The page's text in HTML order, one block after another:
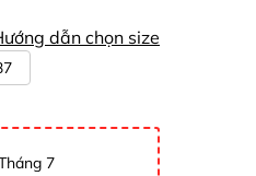
dẫn chọn size
7